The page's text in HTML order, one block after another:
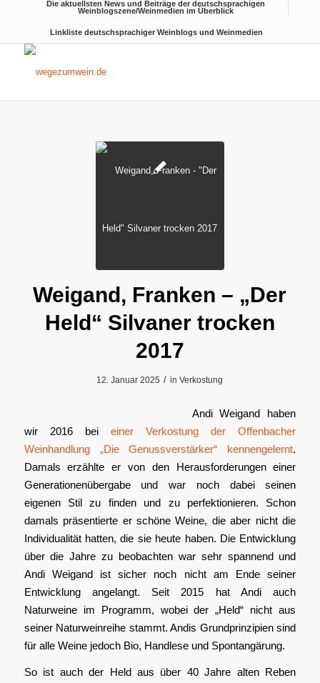
Die aktuellsten News und Beiträge der deutschsprachigen
Weinblogszene/Weinmedien im Überblick
Linkliste deutschsprachiger Weinblogs und Weinmedien
Weigand, Franken – „Der
Held“ Silvaner trocken
2017
12. Januar 2025 / inVerkostung
Andi Weigand haben
wir 2016 bei einer Verkostung der Offenbacher
Weinhandlung „Die Genussverstärker“ kennengelernt.
Damals erzählte er von den Herausforderungen einer
Generationenübergabe und war noch dabei seinen
eigenen Stil zu finden und zu perfektionieren. Schon
damals präsentierte er schöne Weine, die aber nicht die
Individualität hatten, die sie heute haben. Die Entwicklung
über die Jahre zu beobachten war sehr spannend und
Andi Weigand ist sicher noch nicht am Ende seiner
Entwicklung angelangt. Seit 2015 hat Andi auch
Naturweine im Programm, wobei der „Held“ nicht aus
seiner Naturweinreihe stammt. Andis Grundprinzipien sind
für alle Weine jedoch Bio, Handlese und Spontangärung.
So ist auch der Held aus über 40 Jahre alten Reben